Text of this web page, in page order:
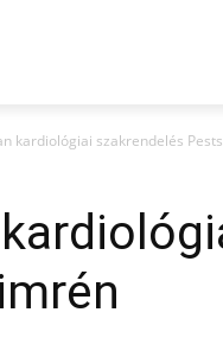
kardiológiai szakrendelés